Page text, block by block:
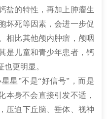
盐的特性，再加上肿瘤生
坏死等因素，会进一步促
相比其他颅内肿瘤，颅咽
是儿童和青少年患者，钙
更明显。
星”不是“好信号”，而是
本身不会直接引发不适，
压迫下丘脑、垂体、视神